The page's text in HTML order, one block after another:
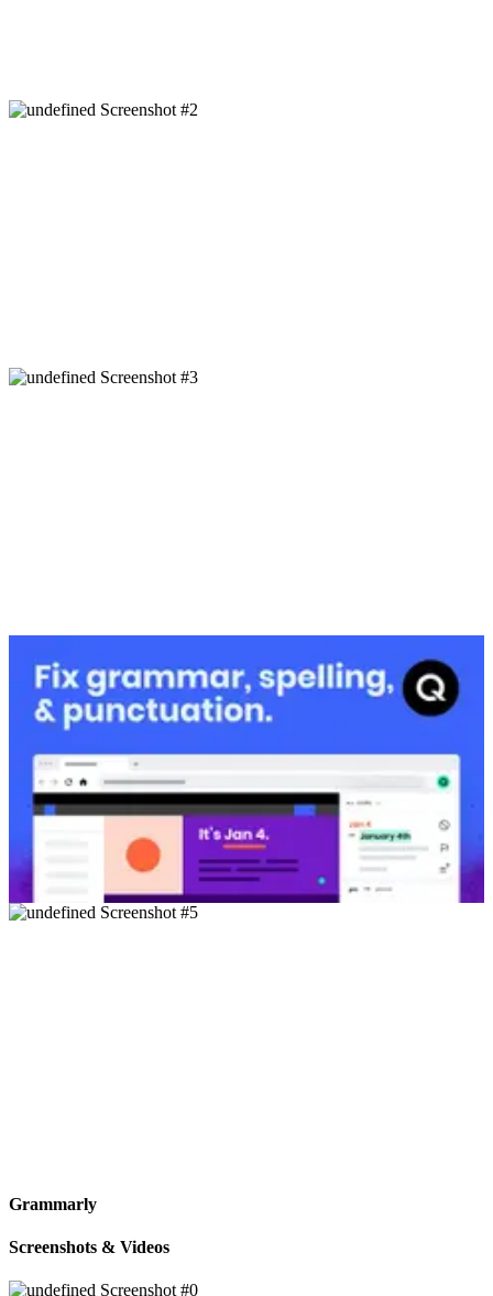
Grammarly
Screenshots & Videos